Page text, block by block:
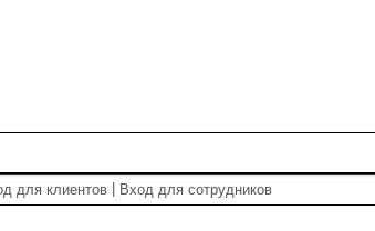
для клиентов Вход для сотрудников